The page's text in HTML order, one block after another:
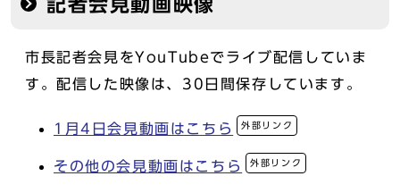
記者会見動画映像
市長記者会見をYouTubeでライブ配信していま
す。配信した映像は、30日間保存しています。
1月4日会見動画はこちら 外部リンク
その他の会見動画はこちら 外部リンク